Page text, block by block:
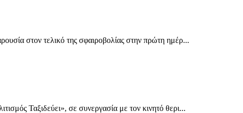
στον τελικό της σφαιροβολίας στην πρώτη ημέρ...
Ταξιδεύει», σε συνεργασία με τον κινητό θερι...